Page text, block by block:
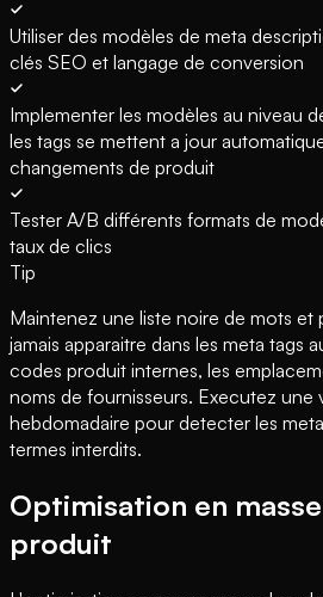
Utiliser des modèles de meta
clés SEO et langage de conversion
Implementer les modèles au niveau
les tags se mettent a jour
changements de produit
Tester A/B différents formats de
taux de clics
Tip
Maintenez une liste noire de mots et
jamais apparaitre dans les meta tags
codes produit internes, les
noms de fournisseurs. Executez une
hebdomadaire pour detecter les
termes interdits.
Optimisation en
produit